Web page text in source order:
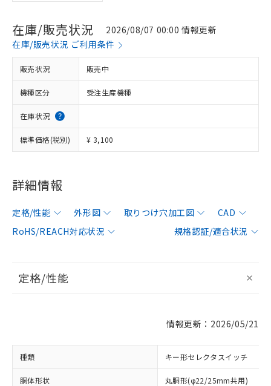
在庫/販売状況
2026/08/07 00:00 情報更新
在庫/販売状況 ご利用条件
販売状況 販売中
機種区分 受注生産機種
在庫状況
標準価格(税別) ¥ 3,100
詳細情報
定格/性能 外形図 取りつけ穴加工図
CAD
RoHS/REACH対応状況
規格認証/適合状況
定格/性能
情報更新：2026/05/21
種類 キー形セレクタスイッチ
胴体形状 丸胴形(φ22/25mm共用)